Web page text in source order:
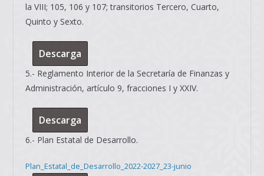
la VIII; 105, 106 y 107; transitorios Tercero, Cuarto,
Quinto y Sexto.
Descarga
5.- Reglamento Interior de la Secretaría de Finanzas y
Administración, artículo 9, fracciones I y XXIV.
Descarga
6.- Plan Estatal de Desarrollo.
Plan_Estatal_de_Desarrollo_2022-2027_23-junio